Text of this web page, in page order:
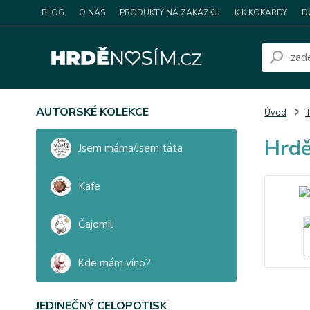
BLOG O NÁS PRODUKTY NA ZAKÁZKU K.K.KOKARDY
AUTORSKÉ KOLEKCE
Jsem máma/Jsem táta
Kafe
Čajomil
Kde mám víno?
JEDINEČNÝ CELOPOTISK
Úvod